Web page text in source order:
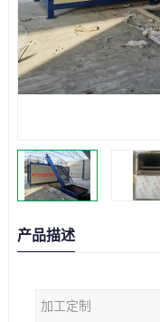
产品描述
加工定制